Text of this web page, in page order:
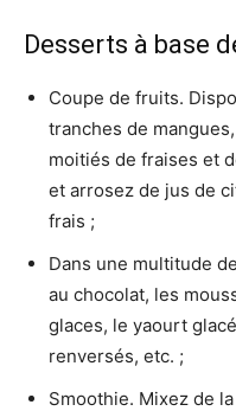
Desserts à base
Coupe de fruits.
tranches de
moitiés de fraises et
et arrosez de jus de
frais ;
Dans une multitude
au chocolat, les
glaces, le yaourt
renversés, etc. ;
Smoothie. Mixez de